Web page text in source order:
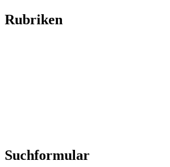
Rubriken
Suchformular